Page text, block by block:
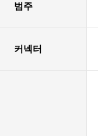
범주
커넥터